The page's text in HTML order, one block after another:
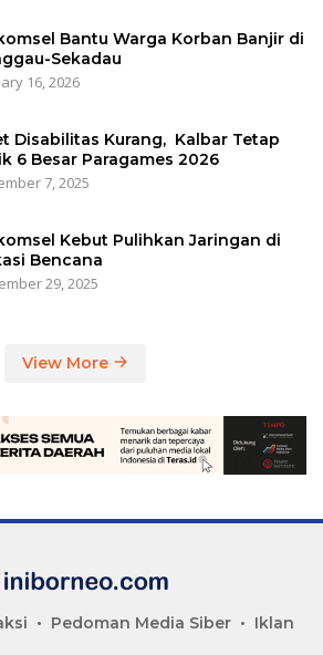
Bantu Warga Korban Banjir di
Sekadau
16, 2026
Disabilitas Kurang, Kalbar Tetap
6 Besar Paragames 2026
7, 2025
Kebut Pulihkan Jaringan di
Bencana
29, 2025
View More
Pedoman Media Siber Iklan